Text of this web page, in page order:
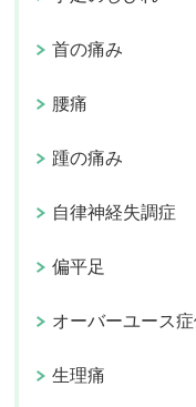
首の痛み
腰痛
踵の痛み
自律神経失調症
偏平足
オーバーユース
生理痛